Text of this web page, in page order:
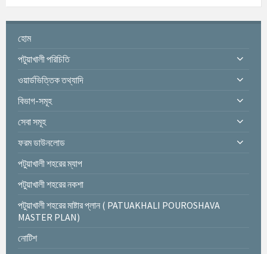
হোম
পটুয়াখালী পরিচিতি
ওয়ার্ডভিত্তিক তথ্যাদি
বিভাগ-সমূহ
সেবা সমূহ
ফরম ডাউনলোড
পটুয়াখালী শহরের ম্যাপ
পটুয়াখালী শহরের নকশা
পটুয়াখালী শহরের মাষ্টার প্লান ( PATUAKHALI POUROSHAVA
MASTER PLAN)
নোটিশ